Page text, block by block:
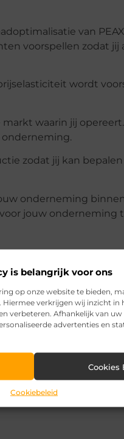
is belangrijk voor ons
op onze website te bieden,
verkrijgen wij inzicht in
verbeteren. Afhankelijk van
advertenties en
Cookies
Cookiebeleid
van
voorspellen zodat jij
wordt
waarin jij
zodat jij kan
onderneming
jouw onderneming
,onderneming,PAEX,